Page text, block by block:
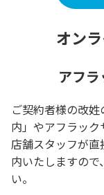
オン
アフ
ご契約者様の改
内」やアフラック
店舗スタッフが
内いたしますの
い。